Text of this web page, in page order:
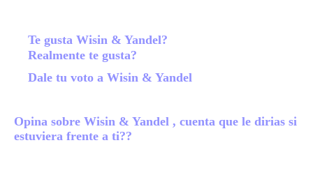
Te gusta Wisin & Yandel?
Realmente te gusta?
Dale tu voto a Wisin & Yandel
Opina sobre Wisin & Yandel , cuenta que le dirias si
estuviera frente a ti??